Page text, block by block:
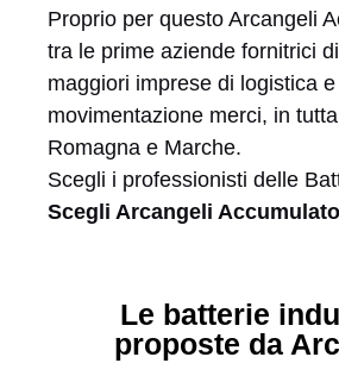
Proprio per questo Arcangeli
tra le prime aziende fornitrici
maggiori imprese di logistica e
movimentazione merci, in tutta
Romagna e Marche.
Scegli i professionisti delle
Scegli Arcangeli
Le batterie
proposte da